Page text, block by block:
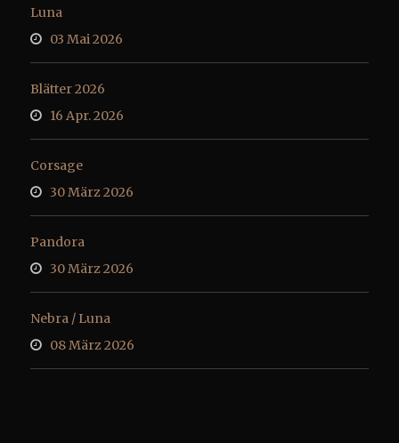
Luna
03 Mai 2026
Blätter 2026
16 Apr. 2026
Corsage
30 März 2026
Pandora
30 März 2026
Nebra / Luna
08 März 2026